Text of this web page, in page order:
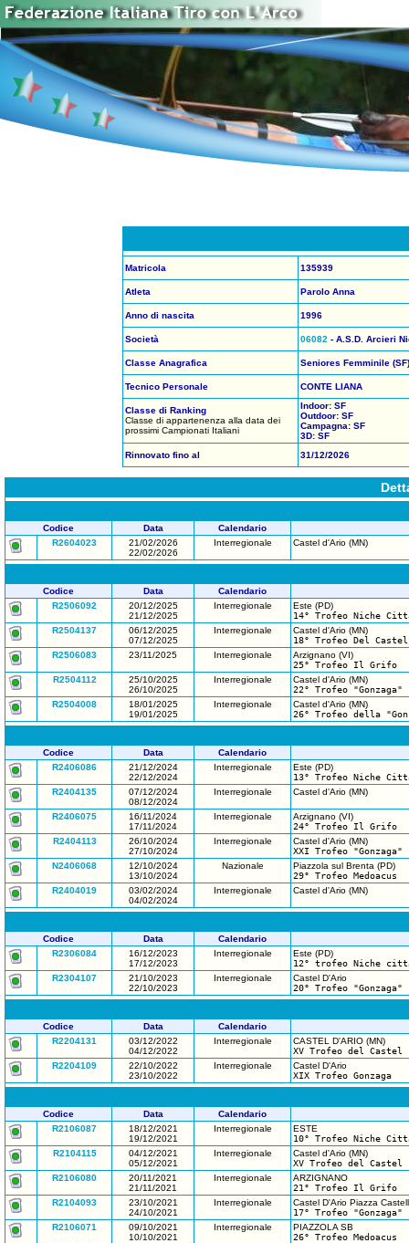
Matricola 135939
Atleta Parolo Anna
Anno di nascita 1996
Società 06082 - A.S.D. Arcieri
Classe Anagrafica Seniores Femminile (SF)
Tecnico Personale CONTE LIANA
Classe di Ranking
Classe di appartenenza alla data dei
prossimi Campionati Italiani
Indoor: SF
Outdoor: SF
Campagna: SF
3D: SF
Rinnovato fino al
31/12/2026
Codice Data
Calendario
R2604023
21/02/2026
22/02/2026
Interregionale Castel d'Ario (MN)
Codice Data
Calendario
R2506092
20/12/2025
21/12/2025
Interregionale
Este (PD)
14° Trofeo Niche
R2504137
06/12/2025
07/12/2025
Interregionale
Castel d'Ario (MN)
18° Trofeo Del Castel
R2506083
23/11/2025 Interregionale
Arzignano (VI)
25° Trofeo Il Grifo
R2504112
25/10/2025
26/10/2025
Interregionale
Castel d'Ario (MN)
22° Trofeo "Gonzaga"
R2504008
18/01/2025
19/01/2025
Interregionale
Castel d'Ario (MN)
26° Trofeo della
Codice Data
Calendario
R2406086
21/12/2024
22/12/2024
Interregionale
Este (PD)
13° Trofeo Niche
R2404135
07/12/2024
08/12/2024
Interregionale Castel d'Ario (MN)
R2406075
16/11/2024
17/11/2024
Interregionale
Arzignano (VI)
24° Trofeo Il Grifo
R2404113
26/10/2024
27/10/2024
Interregionale
Castel d'Ario (MN)
XXI Trofeo "Gonzaga"
N2406068
12/10/2024
13/10/2024
Nazionale
Piazzola sul Brenta (PD)
29° Trofeo Medoacus
R2404019
03/02/2024
04/02/2024
Interregionale Castel d'Ario (MN)
Codice Data
Calendario
R2306084
16/12/2023
17/12/2023
Interregionale
Este (PD)
12° trofeo Niche
R2304107
21/10/2023
22/10/2023
Interregionale
Castel D'Ario
20° Trofeo
Codice Data
Calendario
R2204131
03/12/2022
04/12/2022
Interregionale
CASTEL D'ARIO (MN)
XV Trofeo del Castel
R2204109
22/10/2022
23/10/2022
Interregionale
Castel D'Ario
XIX Trofeo Gonzaga
Codice Data
Calendario
R2106087
18/12/2021
19/12/2021
Interregionale
ESTE
10° Trofeo Niche
R2104115
04/12/2021
05/12/2021
Interregionale
Castel d'Ario (MN)
XV Trofeo del Castel
R2106080
20/11/2021
21/11/2021
Interregionale
ARZIGNANO
21° Trofeo Il Grifo
R2104093
23/10/2021
24/10/2021
Interregionale
Castel D'Ario Piazza
17° Trofeo "Gonzaga"
R2106071
09/10/2021
10/10/2021
Interregionale
PIAZZOLA SB
26° Trofeo Medoacus